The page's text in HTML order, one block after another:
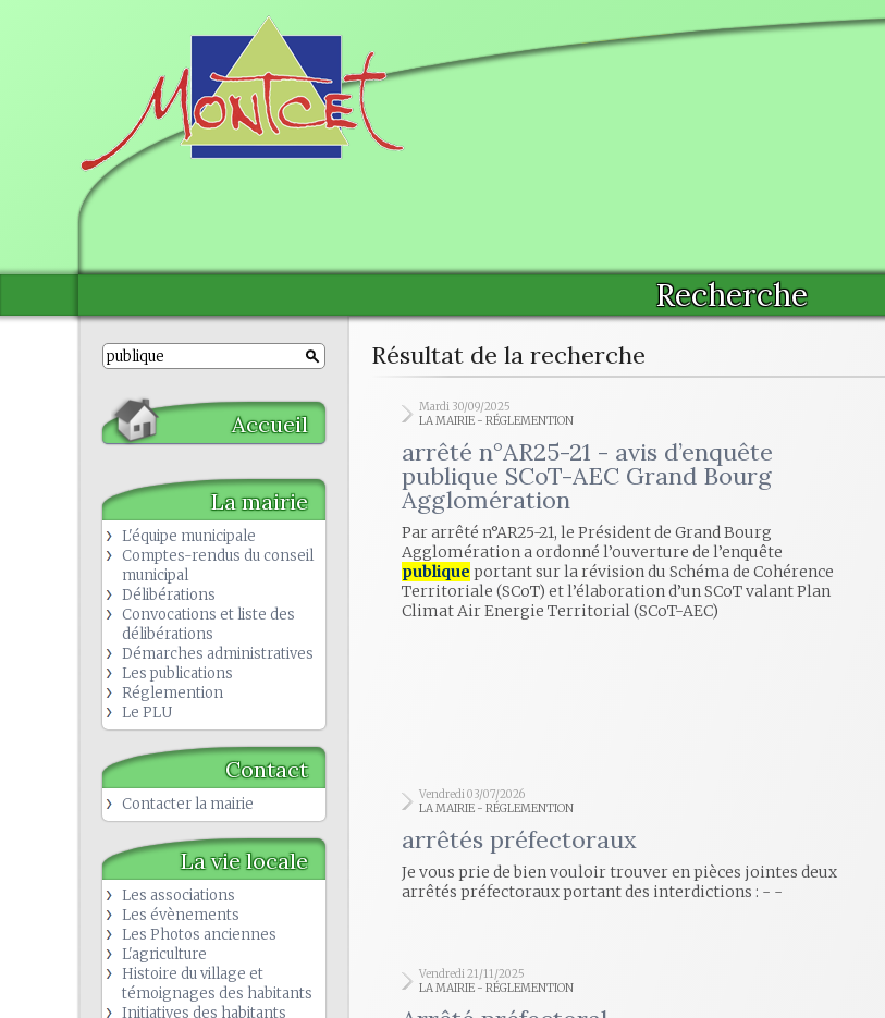
Recherche
Accueil
La mairie
L'équipe municipale
Comptes-rendus du conseil
municipal
Délibérations
Convocations et liste des
délibérations
Démarches administratives
Les publications
Réglemention
Le PLU
Contact
Contacter la mairie
La vie locale
Les associations
Les évènements
Les Photos anciennes
L'agriculture
Histoire du village et
témoignages des habitants
Initiatives des habitants
Résultat de la recherche
Mardi 30/09/2025
LA MAIRIE - RÉGLEMENTION
arrêté n°AR25-21 - avis d’enquête
publique SCoT-AEC Grand Bourg
Agglomération
Par arrêté n°AR25-21, le Président de Grand Bourg
Agglomération a ordonné l’ouverture de l’enquête
publique portant sur la révision du Schéma de Cohérence
Territoriale (SCoT) et l’élaboration d’un SCoT valant Plan
Climat Air Energie Territorial (SCoT-AEC)
Vendredi 03/07/2026
LA MAIRIE - RÉGLEMENTION
arrêtés préfectoraux
Je vous prie de bien vouloir trouver en pièces jointes deux
arrêtés préfectoraux portant des interdictions : - -
Vendredi 21/11/2025
LA MAIRIE - RÉGLEMENTION